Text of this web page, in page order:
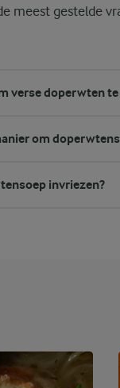
meest gestelde
verse doperwten
om
invriezen?